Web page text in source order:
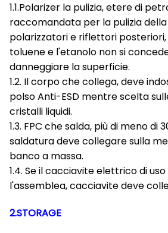
1.1.Polarizer la pulizia, etere di
raccomandata per la pulizia
polarizzatori e riflettori
toluene e l'etanolo non si
danneggiare la superficie.
1.2. Il corpo che collega, deve
polso Anti-ESD mentre scelta
cristalli liquidi.
1.3. FPC che salda, più di meno di
saldatura deve collegare sulla
banco a massa.
1.4. Se il cacciavite elettrico di
l'assemblea, cacciavite deve
2.STORAGE